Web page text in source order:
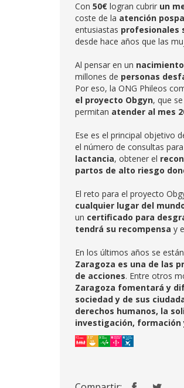
Con 50€ logran cubrir un
coste de la atención
entusiastas profesionales
desde hace años que las
Al pensar en un nacimiento
millones de personas
Por eso, la ONG Phileos
el proyecto Obgyn, que
permitan atender al mes
Ese es el principal objetivo
el número de consultas
lactancia, obtener el
partos de alto riesgo
El reto para el proyecto
cualquier lugar del
un certificado para
tendrá su recompensa y
En los últimos años se
Zaragoza es una de las
de acciones. Entre otros
Zaragoza fomentará y
sociedad y de sus
derechos humanos, la
investigación, formación